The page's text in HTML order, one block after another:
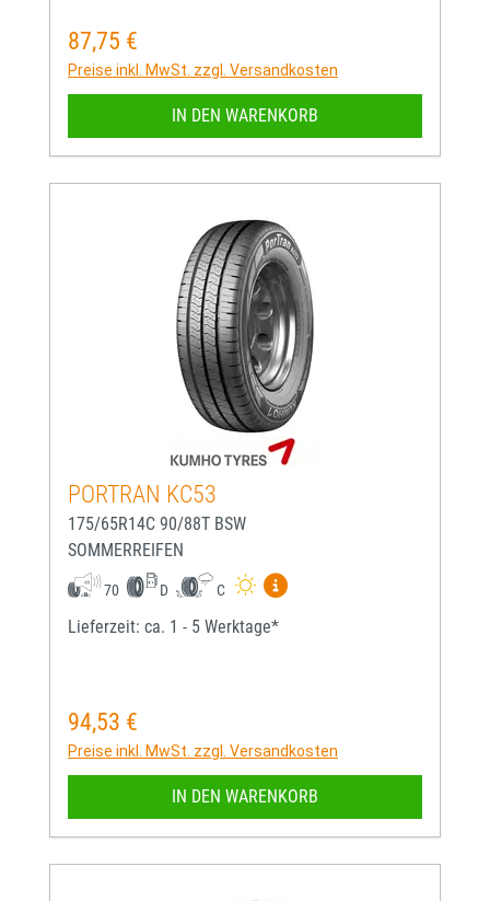
Regulärer Preis:
87,75 €
Preise inkl. MwSt. zzgl. Versandkosten
IN DEN WARENKORB
PORTRAN KC53
175/65R14C 90/88T BSW
SOMMERREIFEN
70 D C
Mehr Informationen zum
Lieferzeit: ca. 1 - 5 Werktage*
Regulärer Preis:
94,53 €
Preise inkl. MwSt. zzgl. Versandkosten
IN DEN WARENKORB